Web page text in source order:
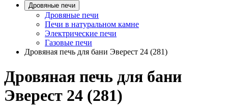
Дровяные печи
Дровяные печи
Печи в натуральном камне
Электрические печи
Газовые печи
Дровяная печь для бани Эверест 24 (281)
Дровяная печь для бани
Эверест 24 (281)